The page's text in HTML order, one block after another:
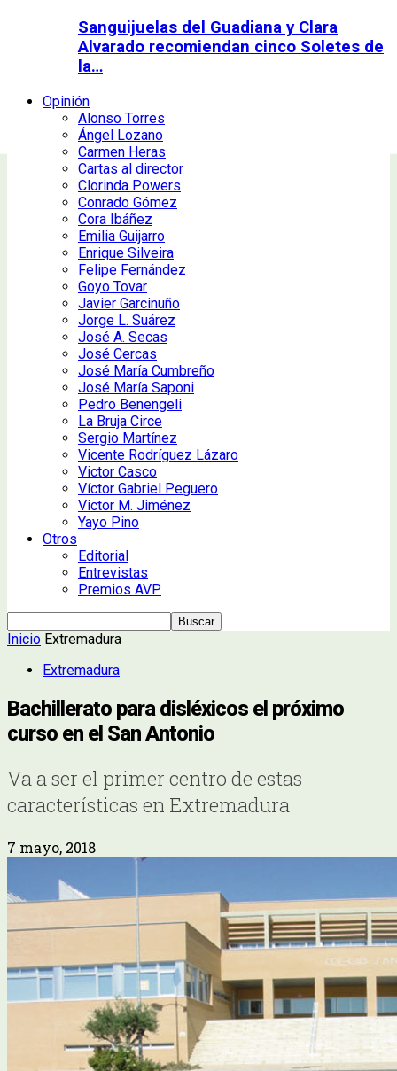
Sanguijuelas del Guadiana y Clara
Alvarado recomiendan cinco Soletes de
la…
Opinión
Alonso Torres
Ángel Lozano
Carmen Heras
Cartas al director
Clorinda Powers
Conrado Gómez
Cora Ibáñez
Emilia Guijarro
Enrique Silveira
Felipe Fernández
Goyo Tovar
Javier Garcinuño
Jorge L. Suárez
José A. Secas
José Cercas
José María Cumbreño
José María Saponi
Pedro Benengeli
La Bruja Circe
Sergio Martínez
Vicente Rodríguez Lázaro
Victor Casco
Víctor Gabriel Peguero
Victor M. Jiménez
Yayo Pino
Otros
Editorial
Entrevistas
Premios AVP
Inicio Extremadura
Extremadura
Bachillerato para disléxicos el próximo
curso en el San Antonio
Va a ser el primer centro de estas
características en Extremadura
7 mayo, 2018